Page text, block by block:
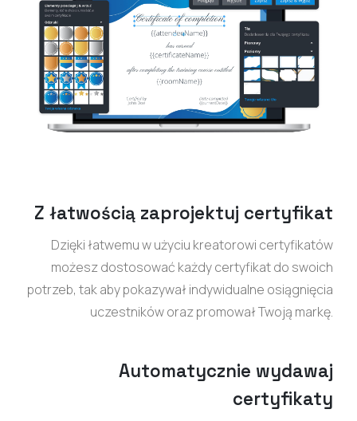
Z łatwością zaprojektuj certyfikat
Dzięki łatwemu w użyciu kreatorowi certyfikatów
możesz dostosować każdy certyfikat do swoich
potrzeb, tak aby pokazywał indywidualne osiągnięcia
uczestników oraz promował Twoją markę.
Automatycznie wydawaj
certyfikaty